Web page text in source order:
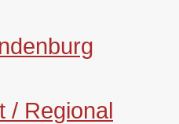
/ Regional